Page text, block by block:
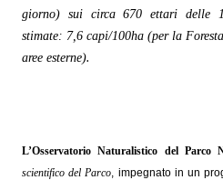
giorno) sui circa 670 ettari delle
stimate: 7,6 capi/100ha (per la
aree esterne).
L’Osservatorio Naturalistico del Parco
scientifico del Parco , impegnato in un